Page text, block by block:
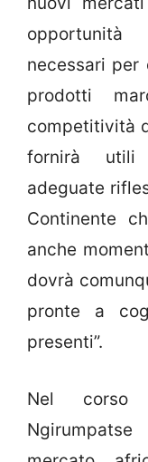
necessari
prodotti
competitività
fornirà utili
adeguate
Continente
anche
dovrà
pronte a
presenti”.
Nel corso